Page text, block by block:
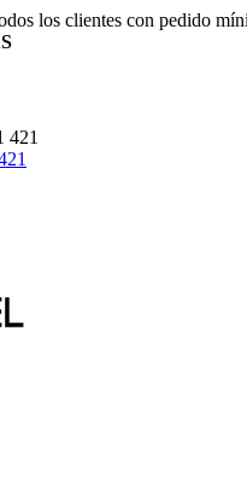
los clientes con pedido
421